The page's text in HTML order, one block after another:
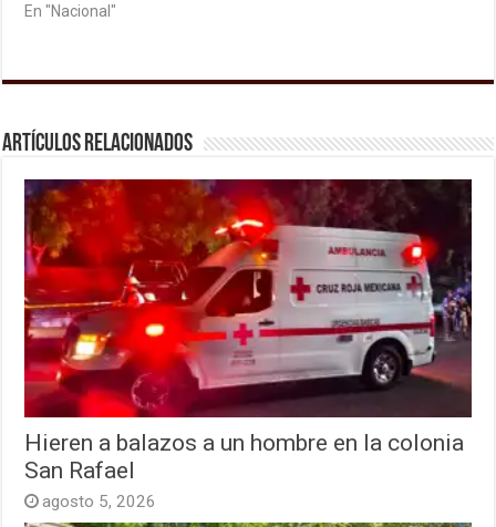
En "Nacional"
Artículos relacionados
Hieren a balazos a un hombre en la colonia
San Rafael
agosto 5, 2026